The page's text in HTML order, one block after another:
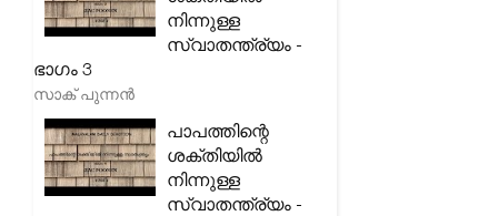
നിന്നുള്ള
സ്വാതന്ത്ര്യം -
ഭാഗം 3
സാക് പുന്നൻ
പാപത്തിന്റെ
ശക്തിയിൽ
നിന്നുള്ള
സ്വാതന്ത്ര്യം -